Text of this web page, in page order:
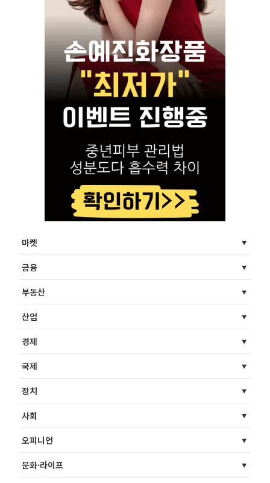
마켓
금융
부동산
산업
경제
국제
정치
사회
오피니언
문화·라이프